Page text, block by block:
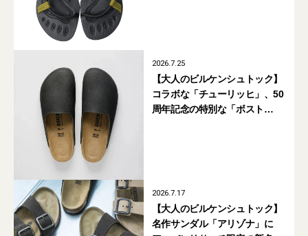
2026.7.25
【大人のビルケンシュトック】
コラボな「チューリッヒ」、50
周年記念の特別な「ボスト
2026.7.17
【大人のビルケンシュトック】
名作サンダル「アリゾナ」に